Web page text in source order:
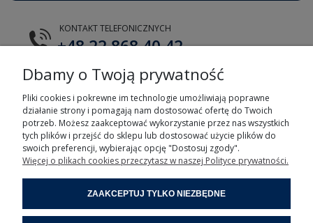
KONTAKT TELEFONICZNYCH
+48 22 868 40 42
E-MAIL
tts@tts.com.pl
POMOC
Dbamy o Twoją prywatność
Pliki cookies i pokrewne im technologie umożliwiają poprawne
działanie strony i pomagają nam dostosować ofertę do Twoich
potrzeb. Możesz zaakceptować wykorzystanie przez nas wszystkich
tych plików i przejść do sklepu lub dostosować użycie plików do
swoich preferencji, wybierając opcję "Dostosuj zgody".
Więcej o plikach cookies przeczytasz w naszej Polityce prywatności.
ZAAKCEPTUJ TYLKO NIEZBĘDNE